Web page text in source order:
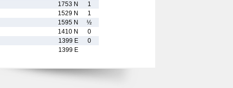
1753 N
1
1529 N
1
1595 N
½
1410 N
0
1399 E
0
1399 E